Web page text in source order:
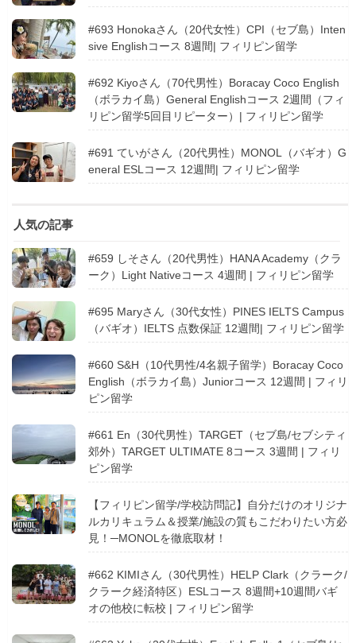
#693 Honokaさん（20代女性）CPI（セブ島）Inten
sive Englishコース 8週間| フィリピン留学
#692 Kiyoさん（70代男性）Boracay Coco English
（ボラカイ島）General Englishコース 2週間（フィ
リピン留学5回目リピーター）| フィリピン留学
#691 ていがさん（20代男性）MONOL（バギオ）G
eneral ESLコース 12週間| フィリピン留学
人気の記事
#659 しそさん（20代男性）HANA Academy（クラ
ーク）Light Nativeコース 4週間 | フィリピン留学
#695 Maryさん（30代女性）PINES IELTS Campus
（バギオ）IELTS 点数保証 12週間| フィリピン留学
#660 S&H（10代男性/4名親子留学）Boracay Coco
English（ボラカイ島）Juniorコース 12週間 | フィリ
ピン留学
#661 En（30代男性）TARGET（セブ島/セブシティ
郊外）TARGET ULTIMATE 8コース 3週間 | フィリ
ピン留学
【フィリピン留学/学校訪問記】自分だけのオリジナ
ルカリキュラム＆授業/施設の質もこだわりたい方必
見！─MONOLを徹底取材！
#662 KIMIさん（30代男性）HELP Clark（クラーク/
クラーク経済特区）ESLコース 8週間+10週間バギ
オの他校に転校 | フィリピン留学